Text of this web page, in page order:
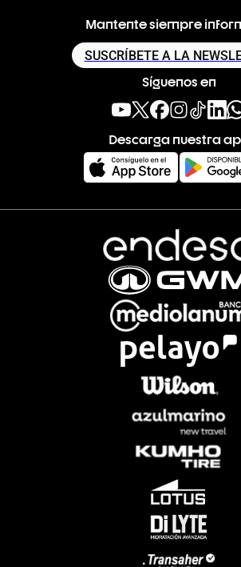
Mantente siempre
SUSCRÍBETE A LA
Síguenos en
Descarga nuestra